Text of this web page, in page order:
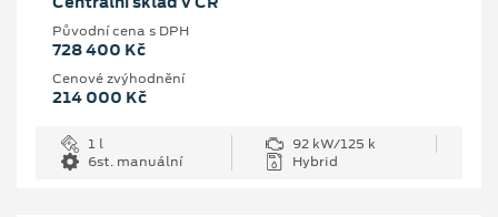
Původní cena s DPH
728 400 Kč
Cenové zvýhodnění
214 000 Kč
1 l
92 kW/125 k
6st. manuální
Hybrid